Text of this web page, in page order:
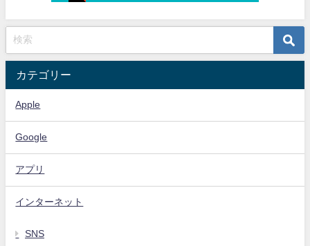
カテゴリー
Apple
Google
アプリ
インターネット
SNS